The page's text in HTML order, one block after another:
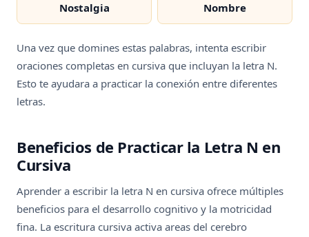
Nostalgia Nombre
Una vez que domines estas palabras, intenta escribir
oraciones completas en cursiva que incluyan la letra N.
Esto te ayudara a practicar la conexión entre diferentes
letras.
Beneficios de Practicar la Letra N en
Cursiva
Aprender a escribir la letra N en cursiva ofrece múltiples
beneficios para el desarrollo cognitivo y la motricidad
fina. La escritura cursiva activa areas del cerebro